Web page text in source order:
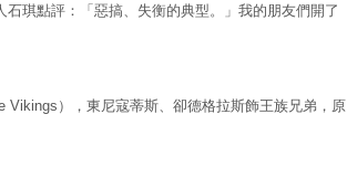
琪點評：「惡搞、失衡的典型。」我的朋友們開了
Vikings），東尼寇蒂斯、卻德格拉斯飾王族兄弟，原